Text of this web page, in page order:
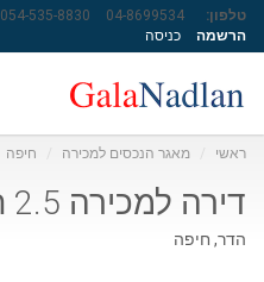
טלפון: 04-8699534
054-535-8830
הרשמה
כניסה
ראשי מאגר הנכסים למכירה חיפה
דירה למכירה 2.5 חדרים ביוסף
הדר, חיפה